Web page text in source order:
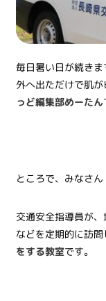
毎日暑い日が続き
外へ出ただけで肌
っど編集部めーたん
ところで、みなさん
交通安全指導員が
などを定期的に訪問
をする教室です。